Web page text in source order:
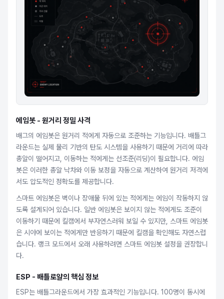
에임봇 - 원거리 정밀 사격
배그의 에임봇은 원거리 적에게 자동으로 조준하는 기능입니다. 배틀그
라운드는 실제 물리 기반의 탄도 시스템을 사용하기 때문에 거리에 따라
총알이 떨어지고, 이동하는 적에게는 선조준(리딩)이 필요합니다. 에임
봇은 이러한 총알 낙차와 이동 보정을 자동으로 계산하여 원거리 저격에
서도 압도적인 정확도를 제공합니다.
스마트 에임봇은 벽이나 장애물 뒤에 있는 적에게는 에임이 작동하지 않
도록 설계되어 있습니다. 일반 에임봇은 보이지 않는 적에게도 조준이
이동하기 때문에 킬캠에서 부자연스러워 보일 수 있지만, 스마트 에임봇
은 시야에 보이는 적에게만 반응하기 때문에 킬캠을 확인해도 자연스럽
습니다. 랭크 모드에서 오래 사용하려면 스마트 에임봇 설정을 권장합니
다.
ESP - 배틀로얄의 핵심 정보
ESP는 배틀그라운드에서 가장 효과적인 기능입니다. 100명이 동시에